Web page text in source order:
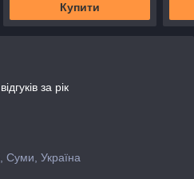
Купити
за рік
Суми, Україна